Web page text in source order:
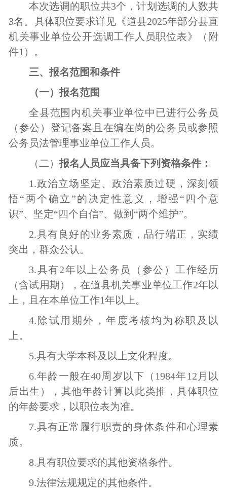
本次选调的职位共3个，计划选调的人数共
3名。具体职位要求详见《道县2025年部分县直
机关事业单位公开选调工作人员职位表》（附
件1）。
三、 报名范围和条件
（一） 报名范围
全县范围内机关事业单位中已进行公务员
（参公）登记备案且在编在岗的公务员或参照
公务员法管理事业单位工作人员。
（二） 报名人员应当具备下列资格条件：
1.政治立场坚定、政治素质过硬，深刻领
悟“两个确立”的决定性意义，增强“四个意
识”、坚定“四个自信”、做到“两个维护”。
2.具有良好的业务素质，品行端正，实绩
突出，群众公认 。
3.具有2年以上公务员（参公） 工作经历
（含试用期）
，在道县机关事业单位工作2年以
上，且在本单位工作1年以上。
4.除试用期外，年度考核均为称职及以
上。
5.具有大学本科及以上文化程度。
6.年龄一般在40周岁以下（ 1984年1 2 月 以
后出生）
，其他年龄计算以此类推 ， 具体职位
的年龄要求，以职位表为准。
7.具有正常履行职责的身体条件和心理素
质。
8.具有职位要求的其他资格条件。
9.法律法规规定的其他条件。